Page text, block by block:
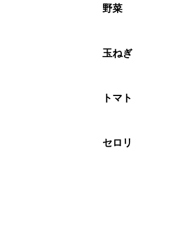
野菜
玉ねぎ
トマト
セロリ